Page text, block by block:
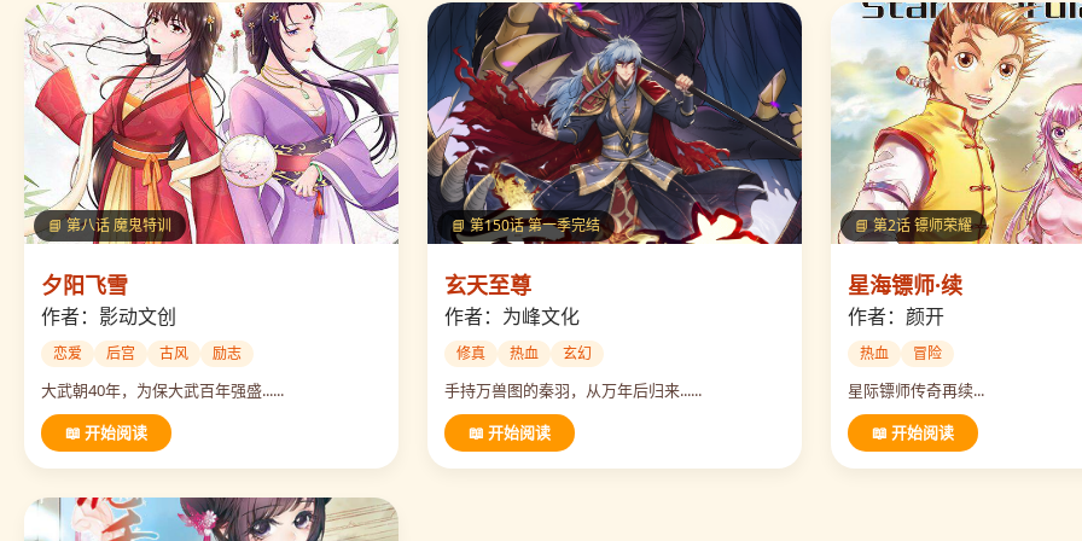
📘 第八话 魔鬼特训
夕阳飞雪
作者：影动文创
恋爱 后宫 古风 励志
大武朝40年，为保大武百年强盛......
📖 开始阅读
📘 第150话 第一季完结
玄天至尊
作者：为峰文化
修真 热血 玄幻
手持万兽图的秦羽，从万年后归来......
📖 开始阅读
📘 第2话 镖师荣耀
星海镖师·续
作者：颜开
热血 冒险
星际镖师传奇再续...
📖 开始阅读